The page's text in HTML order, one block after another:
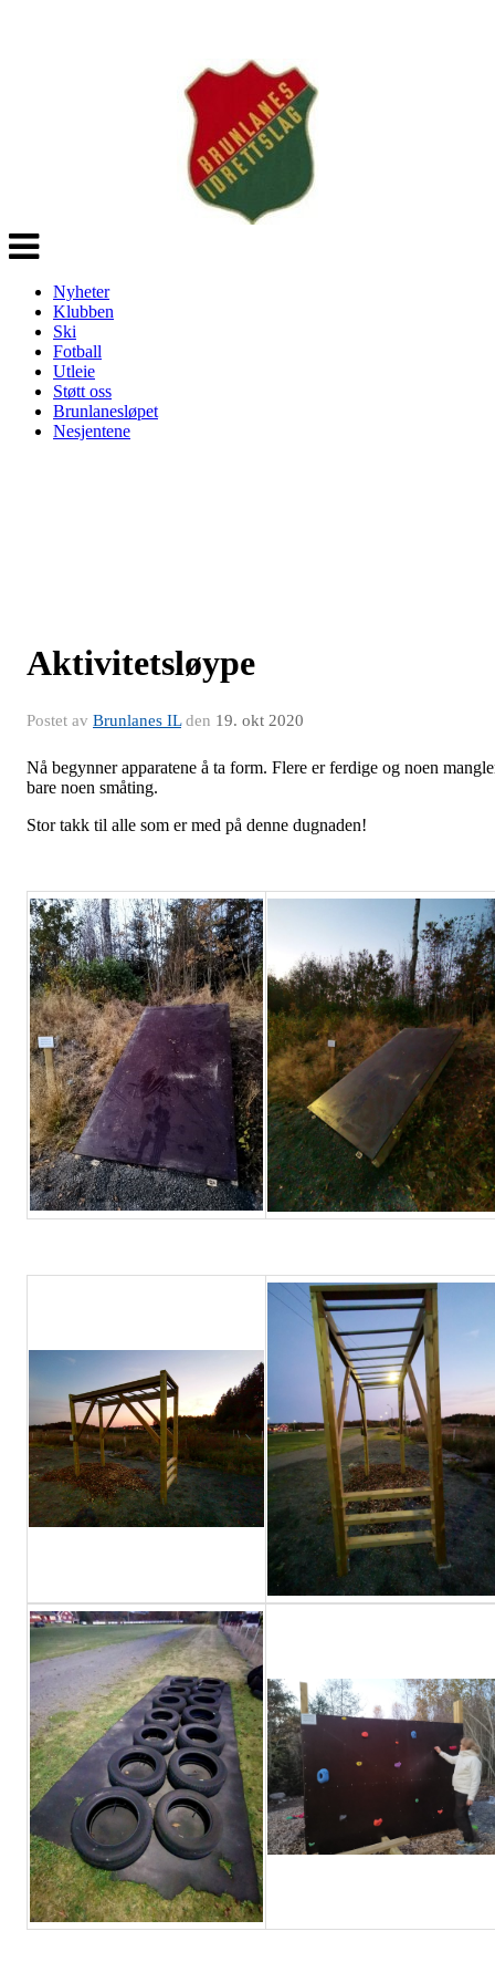
Veksle
navigasjon
Nyheter
Klubben
Ski
Fotball
Utleie
Støtt oss
Brunlanesløpet
Nesjentene
Aktivitetsløype
Postet av Brunlanes ILden 19. okt 2020
Nå begynner apparatene å ta form. Flere er ferdige og noen
bare noen småting.
Stor takk til alle som er med på denne dugnaden!